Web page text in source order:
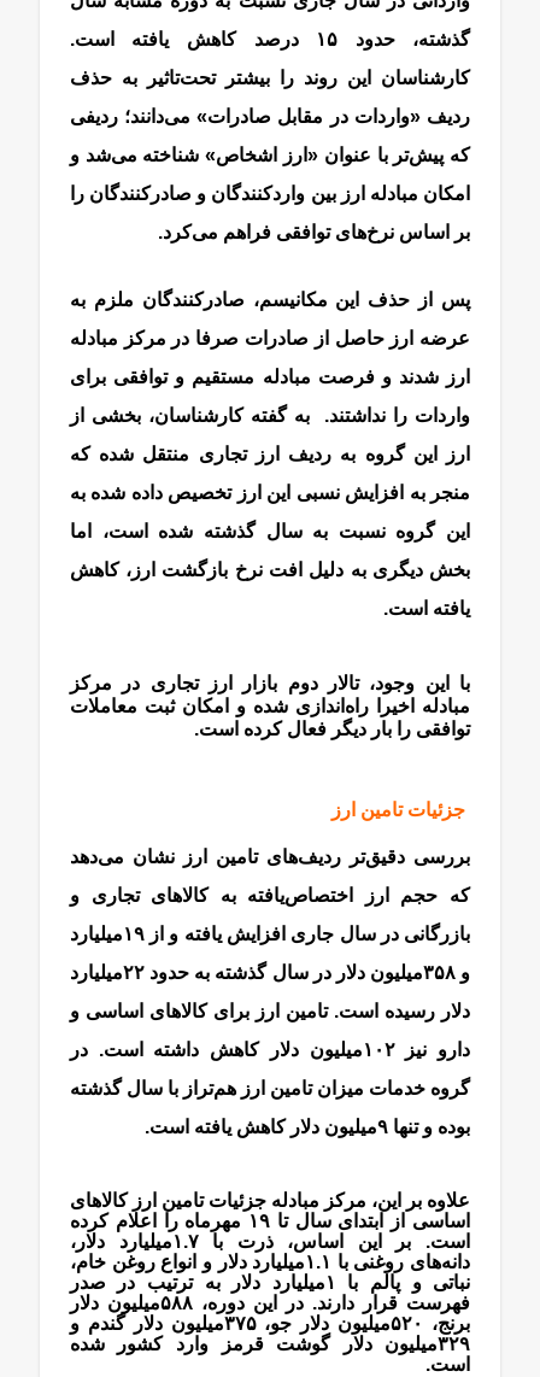
گذشته، حدود ۱۵ درصد کاهش یافته است.
کارشناسان این روند را بیشتر تحت‌تاثیر به حذف
ردیف «واردات در مقابل صادرات» می‌دانند؛ ردیفی
که پیش‌تر با عنوان «ارز اشخاص» شناخته می‌شد و
امکان مبادله ارز بین واردکنندگان و صادرکنندگان را
بر اساس نرخ‌های توافقی فراهم می‌کرد.
پس از حذف این مکانیسم، صادرکنندگان ملزم به
عرضه ارز حاصل از صادرات صرفا در مرکز مبادله
ارز شدند و فرصت مبادله مستقیم و توافقی برای
واردات را نداشتند. به گفته کارشناسان، بخشی از
ارز این گروه به ردیف ارز تجاری منتقل شده که
منجر به افزایش نسبی این ارز تخصیص داده شده به
این گروه نسبت به سال گذشته شده است، اما
بخش دیگری به دلیل افت نرخ بازگشت ارز، کاهش
یافته است.
با این وجود، تالار دوم بازار ارز تجاری در مرکز
مبادله اخیرا راه‌اندازی شده و امکان ثبت معاملات
توافقی را بار دیگر فعال کرده است.
جزئیات تامین ارز
بررسی دقیق‌تر ردیف‌های تامین ارز نشان می‌دهد
که حجم ارز اختصاص‌یافته به کالاهای تجاری و
بازرگانی در سال جاری افزایش یافته و از ۱۹‌میلیارد
و ۳۵۸‌میلیون دلار در سال گذشته به حدود ۲۲‌میلیارد
دلار رسیده است. تامین ارز برای کالاهای اساسی و
دارو نیز ۱۰۲‌میلیون دلار کاهش داشته است. در
گروه خدمات میزان تامین ارز هم‌تراز با سال گذشته
بوده و تنها ۹‌میلیون دلار کاهش یافته است.
علاوه بر این، مرکز مبادله جزئیات تامین ارز کالاهای
اساسی از ابتدای سال تا ۱۹ مهرماه را اعلام کرده
است. بر این اساس، ذرت با ۱.۷‌میلیارد دلار،
دانه‌های روغنی با ۱.۱‌میلیارد دلار و انواع روغن خام،
نباتی و پالم با ۱‌میلیارد دلار به ترتیب در صدر
فهرست قرار دارند. در این دوره، ۵۸۸‌میلیون دلار
برنج، ۵۲۰‌میلیون دلار جو، ۳۷۵‌میلیون دلار گندم و
۳۲۹‌میلیون دلار گوشت قرمز وارد کشور شده
است.